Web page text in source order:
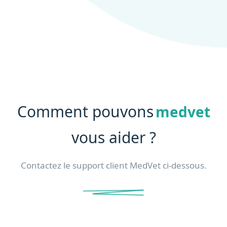
Comment pouvonsmedvet
vous aider ?
Contactez le support client MedVet ci-dessous.